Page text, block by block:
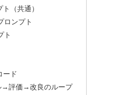
（共通）
ロンプト
ト
ード
→評価→改良のループ